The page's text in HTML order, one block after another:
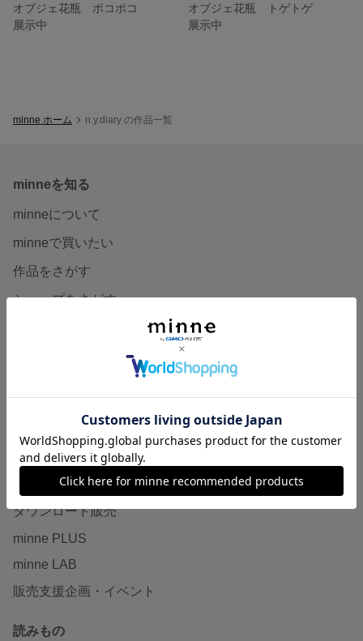
オブジェ花瓶 ポコポコ
展示中
オブジェ花瓶 トゲトゲ
展示中
minne ホーム n.y.diary の作品一覧
minneを知る
minneについて
minneで買いたい
作品をさがす
ショップをさがす
作品販売について
minneで売りたい
食品販売
ヴィンテージ販売
ダウンロード販売
minne PLUS
minne LAB
販売支援企画・イベント
読みもの